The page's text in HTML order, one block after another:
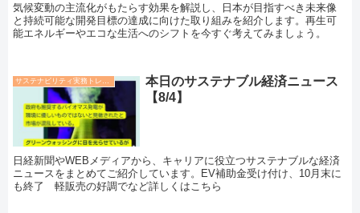
気候変動の主流化がもたらす効果を解説し、日本が目指すべき未来像
と持続可能な開発目標の達成に向けた取り組みを紹介します。再生可
能エネルギーやエコな生活へのシフトを今すぐ考えてみましょう。
本日のサステナブル経済ニュース
【8/4】
日経新聞やWEBメディアから、キャリアに役立つサステナブルな経済
ニュースをまとめてご紹介しています。EV補助金受け付け、10月末に
も終了 軽販売の好調でなど詳しくはこちら